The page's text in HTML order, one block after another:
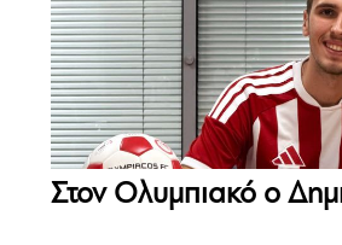
Στον Ολυμπιακό ο